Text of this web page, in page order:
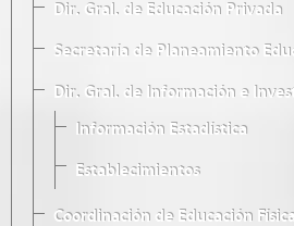
Dir. Gral. de Educación Privada
Secretaría de Planeamiento
Dir. Gral. de Información e
Información Estadística
Establecimientos
Coordinación de Educación